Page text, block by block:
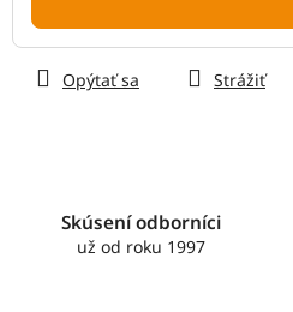
Opýtať sa Strážiť
Skúsení odborníci
už od roku 1997